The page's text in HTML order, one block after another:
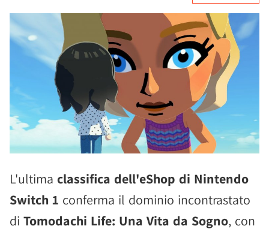
L'ultima classifica dell'eShop di Nintendo
Switch 1 conferma il dominio incontrastato
di Tomodachi Life: Una Vita da Sogno, con